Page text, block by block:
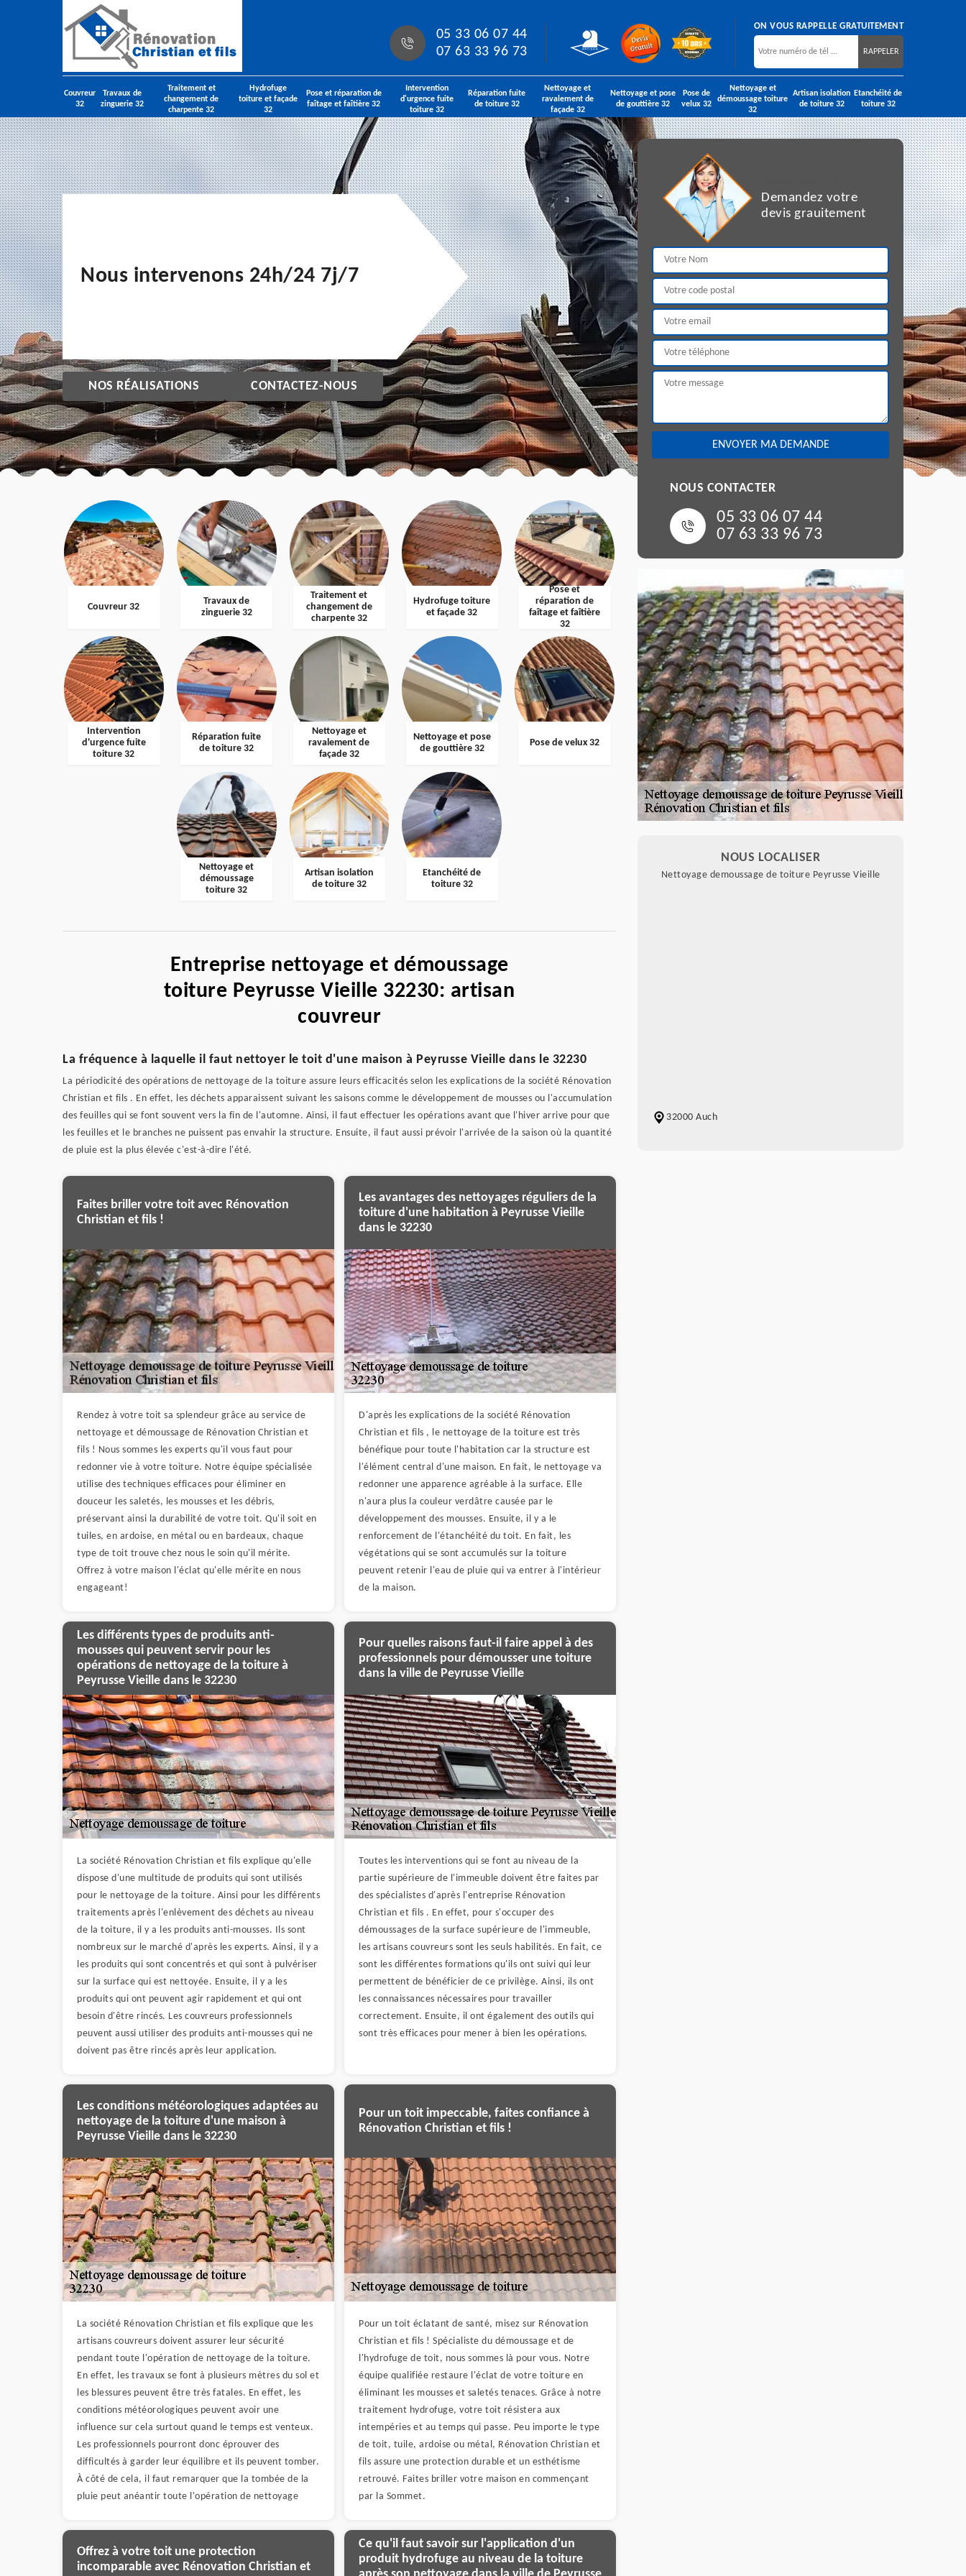
05 33 06 07 44
07 63 33 96 73
ON VOUS RAPPELLE GRATUITEMENT
Couvreur
32
Travaux de
zinguerie 32
Traitement et
changement de
charpente 32
Hydrofuge
toiture et façade
32
Pose et réparation de
faîtage et faîtière 32
Intervention
d'urgence fuite
toiture 32
Réparation fuite
de toiture 32
Nettoyage et
ravalement de
façade 32
Nettoyage et pose
de gouttière 32
Pose de
velux 32
Nettoyage et
démoussage toiture
32
Artisan isolation
de toiture 32
Etanchéité de
toiture 32
Nous intervenons 24h/24 7j/7
NOS RÉALISATIONS CONTACTEZ-NOUS
Couvreur 32
Travaux de
zinguerie 32
Traitement et
changement de
charpente 32
Hydrofuge toiture
et façade 32
Pose et
réparation de
faîtage et faîtière
32
Intervention
d'urgence fuite
toiture 32
Réparation fuite
de toiture 32
Nettoyage et
ravalement de
façade 32
Nettoyage et pose
de gouttière 32
Pose de velux 32
Nettoyage et
démoussage
toiture 32
Artisan isolation
de toiture 32
Etanchéité de
toiture 32
Entreprise nettoyage et démoussage
toiture Peyrusse Vieille 32230: artisan
couvreur
La fréquence à laquelle il faut nettoyer le toit d'une maison à Peyrusse Vieille dans le 32230
La périodicité des opérations de nettoyage de la toiture assure leurs efficacités selon les explications de la société Rénovation
Christian et fils . En effet, les déchets apparaissent suivant les saisons comme le développement de mousses ou l'accumulation
des feuilles qui se font souvent vers la fin de l'automne. Ainsi, il faut effectuer les opérations avant que l'hiver arrive pour que
les feuilles et le branches ne puissent pas envahir la structure. Ensuite, il faut aussi prévoir l'arrivée de la saison où la quantité
de pluie est la plus élevée c'est-à-dire l'été.
Faites briller votre toit avec Rénovation
Christian et fils !
Rendez à votre toit sa splendeur grâce au service de
nettoyage et démoussage de Rénovation Christian et
fils ! Nous sommes les experts qu'il vous faut pour
redonner vie à votre toiture. Notre équipe spécialisée
utilise des techniques efficaces pour éliminer en
douceur les saletés, les mousses et les débris,
préservant ainsi la durabilité de votre toit. Qu'il soit en
tuiles, en ardoise, en métal ou en bardeaux, chaque
type de toit trouve chez nous le soin qu'il mérite.
Offrez à votre maison l'éclat qu'elle mérite en nous
engageant!
Les avantages des nettoyages réguliers de la
toiture d'une habitation à Peyrusse Vieille
dans le 32230
D'après les explications de la société Rénovation
Christian et fils , le nettoyage de la toiture est très
bénéfique pour toute l'habitation car la structure est
l'élément central d'une maison. En fait, le nettoyage va
redonner une apparence agréable à la surface. Elle
n'aura plus la couleur verdâtre causée par le
développement des mousses. Ensuite, il y a le
renforcement de l'étanchéité du toit. En fait, les
végétations qui se sont accumulés sur la toiture
peuvent retenir l'eau de pluie qui va entrer à l'intérieur
de la maison.
Les différents types de produits anti-
mousses qui peuvent servir pour les
opérations de nettoyage de la toiture à
Peyrusse Vieille dans le 32230
La société Rénovation Christian et fils explique qu'elle
dispose d'une multitude de produits qui sont utilisés
pour le nettoyage de la toiture. Ainsi pour les différents
traitements après l'enlèvement des déchets au niveau
de la toiture, il y a les produits anti-mousses. Ils sont
nombreux sur le marché d'après les experts. Ainsi, il y a
les produits qui sont concentrés et qui sont à pulvériser
sur la surface qui est nettoyée. Ensuite, il y a les
produits qui ont peuvent agir rapidement et qui ont
besoin d'être rincés. Les couvreurs professionnels
peuvent aussi utiliser des produits anti-mousses qui ne
doivent pas être rincés après leur application.
Pour quelles raisons faut-il faire appel à des
professionnels pour démousser une toiture
dans la ville de Peyrusse Vieille
Toutes les interventions qui se font au niveau de la
partie supérieure de l'immeuble doivent être faites par
des spécialistes d'après l'entreprise Rénovation
Christian et fils . En effet, pour s'occuper des
démoussages de la surface supérieure de l'immeuble,
les artisans couvreurs sont les seuls habilités. En fait, ce
sont les différentes formations qu'ils ont suivi qui leur
permettent de bénéficier de ce privilège. Ainsi, ils ont
les connaissances nécessaires pour travailler
correctement. Ensuite, il ont également des outils qui
sont très efficaces pour mener à bien les opérations.
Les conditions météorologiques adaptées au
nettoyage de la toiture d'une maison à
Peyrusse Vieille dans le 32230
La société Rénovation Christian et fils explique que les
artisans couvreurs doivent assurer leur sécurité
pendant toute l'opération de nettoyage de la toiture.
En effet, les travaux se font à plusieurs mètres du sol et
les blessures peuvent être très fatales. En effet, les
conditions météorologiques peuvent avoir une
influence sur cela surtout quand le temps est venteux.
Les professionnels pourront donc éprouver des
difficultés à garder leur équilibre et ils peuvent tomber.
À côté de cela, il faut remarquer que la tombée de la
pluie peut anéantir toute l'opération de nettoyage
Pour un toit impeccable, faites confiance à
Rénovation Christian et fils !
Pour un toit éclatant de santé, misez sur Rénovation
Christian et fils ! Spécialiste du démoussage et de
l'hydrofuge de toit, nous sommes là pour vous. Notre
équipe qualifiée restaure l'éclat de votre toiture en
éliminant les mousses et saletés tenaces. Grâce à notre
traitement hydrofuge, votre toit résistera aux
intempéries et au temps qui passe. Peu importe le type
de toit, tuile, ardoise ou métal, Rénovation Christian et
fils assure une protection durable et un esthétisme
retrouvé. Faites briller votre maison en commençant
par la Sommet.
Offrez à votre toit une protection
incomparable avec Rénovation Christian et
Ce qu'il faut savoir sur l'application d'un
produit hydrofuge au niveau de la toiture
Demandez votre
devis grauitement
NOUS CONTACTER
05 33 06 07 44
07 63 33 96 73
NOUS LOCALISER
Nettoyage demoussage de toiture Peyrusse Vieille
32000 Auch